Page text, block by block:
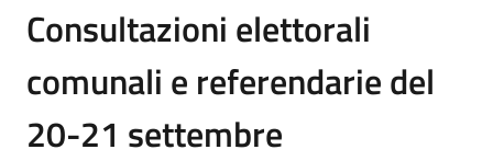
Consultazioni elettorali
comunali e referendarie del
20-21 settembre